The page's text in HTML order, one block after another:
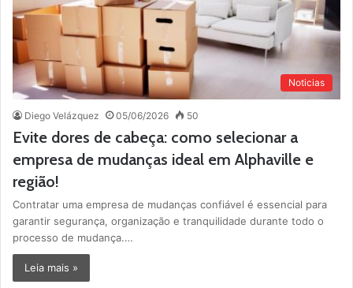
Noticias
Diego Velázquez 05/06/2026 50
Evite dores de cabeça: como selecionar a
empresa de mudanças ideal em Alphaville e
região!
Contratar uma empresa de mudanças confiável é essencial para
garantir segurança, organização e tranquilidade durante todo o
processo de mudança.…
Leia mais »